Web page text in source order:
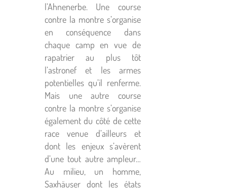
l’Ahnenerbe. Une course
contre la montre s’organise
en conséquence dans
chaque camp en vue de
rapatrier au plus tôt
l’astronef et les armes
potentielles qu’il renferme.
Mais une autre course
contre la montre s’organise
également du côté de cette
race venue d’ailleurs et
dont les enjeux s’avèrent
d’une tout autre ampleur…
Au milieu, un homme,
Saxhäuser dont les états